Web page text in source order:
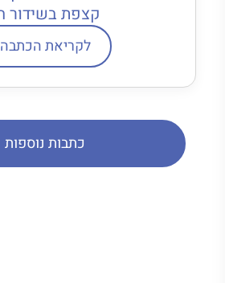
קצפת בשידור
לקריאת הכתבה
כתבות נוספות